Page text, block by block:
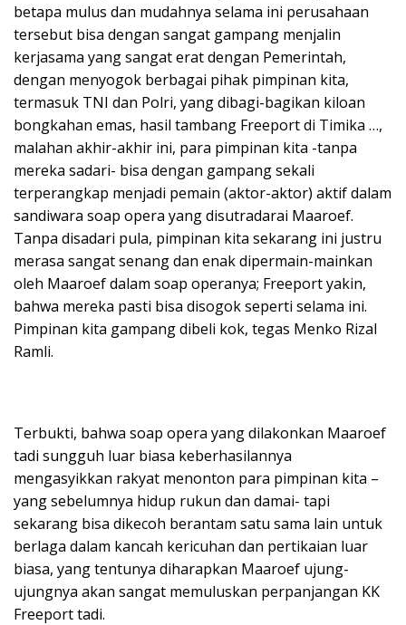
betapa mulus dan mudahnya selama ini perusahaan
tersebut bisa dengan sangat gampang menjalin
kerjasama yang sangat erat dengan Pemerintah,
dengan menyogok berbagai pihak pimpinan kita,
termasuk TNI dan Polri, yang dibagi-bagikan kiloan
bongkahan emas, hasil tambang Freeport di Timika …,
malahan akhir-akhir ini, para pimpinan kita -tanpa
mereka sadari- bisa dengan gampang sekali
terperangkap menjadi pemain (aktor-aktor) aktif dalam
sandiwara soap opera yang disutradarai Maaroef.
Tanpa disadari pula, pimpinan kita sekarang ini justru
merasa sangat senang dan enak dipermain-mainkan
oleh Maaroef dalam soap operanya; Freeport yakin,
bahwa mereka pasti bisa disogok seperti selama ini.
Pimpinan kita gampang dibeli kok, tegas Menko Rizal
Ramli.
Terbukti, bahwa soap opera yang dilakonkan Maaroef
tadi sungguh luar biasa keberhasilannya
mengasyikkan rakyat menonton para pimpinan kita –
yang sebelumnya hidup rukun dan damai- tapi
sekarang bisa dikecoh berantam satu sama lain untuk
berlaga dalam kancah kericuhan dan pertikaian luar
biasa, yang tentunya diharapkan Maaroef ujung-
ujungnya akan sangat memuluskan perpanjangan KK
Freeport tadi.